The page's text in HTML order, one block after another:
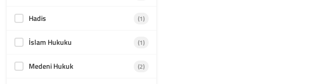
Hadis (1)
İslam Hukuku (1)
Medeni Hukuk (2)